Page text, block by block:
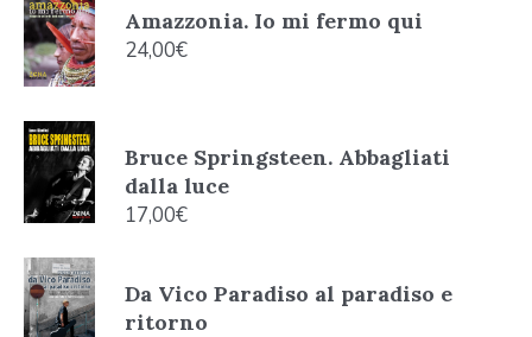
Amazzonia. Io mi fermo qui
24,00€
Bruce Springsteen. Abbagliati
dalla luce
17,00€
Da Vico Paradiso al paradiso e
ritorno